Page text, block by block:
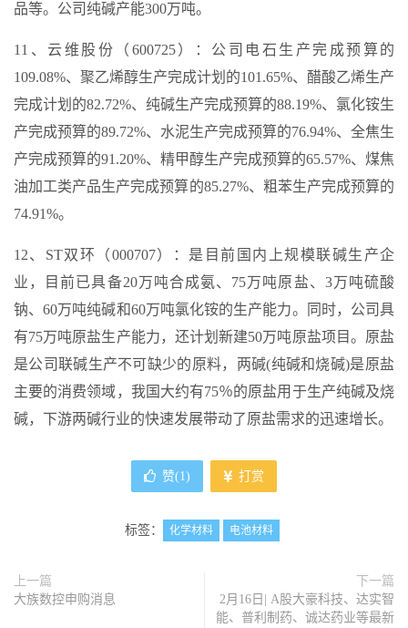
品等。公司纯碱产能300万吨。
11、云维股份（600725）：公司电石生产完成预算的
109.08%、聚乙烯醇生产完成计划的101.65%、醋酸乙烯生产
完成计划的82.72%、纯碱生产完成预算的88.19%、氯化铵生
产完成预算的89.72%、水泥生产完成预算的76.94%、全焦生
产完成预算的91.20%、精甲醇生产完成预算的65.57%、煤焦
油加工类产品生产完成预算的85.27%、粗苯生产完成预算的
74.91%。
12、ST双环（000707）：是目前国内上规模联碱生产企
业，目前已具备20万吨合成氨、75万吨原盐、3万吨硫酸
钠、60万吨纯碱和60万吨氯化铵的生产能力。同时，公司具
有75万吨原盐生产能力，还计划新建50万吨原盐项目。原盐
是公司联碱生产不可缺少的原料，两碱(纯碱和烧碱)是原盐
主要的消费领域，我国大约有75％的原盐用于生产纯碱及烧
碱，下游两碱行业的快速发展带动了原盐需求的迅速增长。
赞(1) 打赏
标签： 化学材料 电池材料
上一篇
大族数控申购消息
下一篇
2月16日| A股大豪科技、达实智
能、普利制药、诚达药业等最新